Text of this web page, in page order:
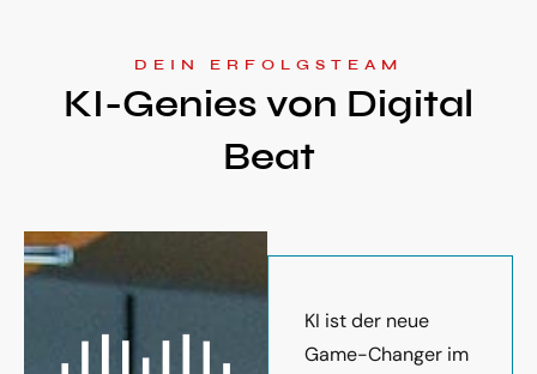
DEIN ERFOLGSTEAM
KI-Genies von Digital
Beat
KI ist der neue
Game-Changer im